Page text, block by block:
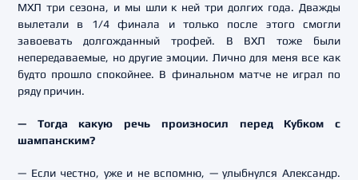
МХЛ три сезона, и мы шли к ней три долгих года. Дважды
вылетали в 1/4 финала и только после этого смогли
завоевать долгожданный трофей. В ВХЛ тоже были
непередаваемые, но другие эмоции. Лично для меня все как
будто прошло спокойнее. В финальном матче не играл по
ряду причин.
— Тогда какую речь произносил перед Кубком с
шампанским?
— Если честно, уже и не вспомню, — улыбнулся Александр.